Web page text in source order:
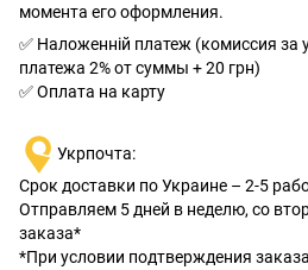
момента его оформления.
✅ Наложенній платеж (комиссия за
платежа 2% от суммы + 20 грн)
✅ Оплата на карту
Укрпочта:
Срок доставки по Украине – 2-5
Отправляем 5 дней в неделю, со
заказа*
*При условии подтверждения